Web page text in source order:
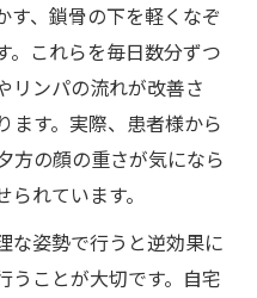
す、鎖骨の下を軽くなぞ
。これらを毎日数分ずつ
リンパの流れが改善さ
ます。実際、患者様から
方の顔の重さが気になら
れています。
な姿勢で行うと逆効果に
うことが大切です。自宅